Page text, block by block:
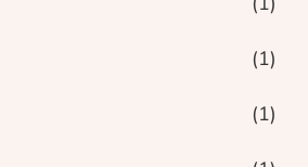
(1)
(1)